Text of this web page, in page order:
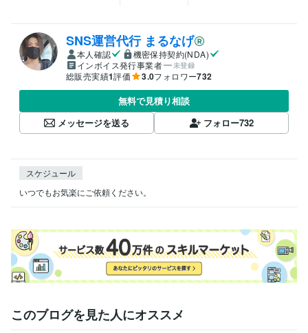
SNS運営代行 まるなげ
本人確認
機密保持契約(NDA)
インボイス発行事業者
未登録
総販売実績1評価 3.0フォロワー732
無料で見積り相談
メッセージを送る
フォロー732
スケジュール
いつでもお気楽にご依頼ください。
このブログを見た人にオススメ